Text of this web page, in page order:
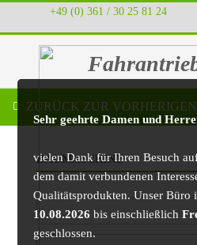
+49 (0) 361 / 30 25 81 24
Sehr geehrte Damen und
vielen Dank für Ihren Besuch
dem damit verbundenen
Qualitätsprodukten. Unser Büro
10.08.2026 bis einschließlich
geschlossen.
ZURÜCK ZUR
BAUMASCHINE